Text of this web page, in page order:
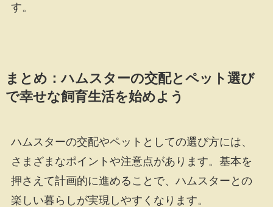
す。
まとめ：ハムスターの交配とペット選び
で幸せな飼育生活を始めよう
ハムスターの交配やペットとしての選び方には、
さまざまなポイントや注意点があります。基本を
押さえて計画的に進めることで、ハムスターとの
楽しい暮らしが実現しやすくなります。